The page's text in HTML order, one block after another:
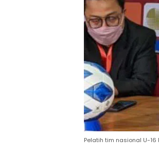
Pelatih tim nasional U-16